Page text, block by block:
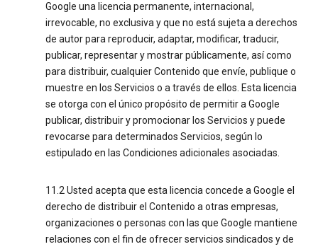
Google una licencia permanente, internacional,
irrevocable, no exclusiva y que no está sujeta a derechos
de autor para reproducir, adaptar, modificar, traducir,
publicar, representar y mostrar públicamente, así como
para distribuir, cualquier Contenido que envíe, publique o
muestre en los Servicios o a través de ellos. Esta licencia
se otorga con el único propósito de permitir a Google
publicar, distribuir y promocionar los Servicios y puede
revocarse para determinados Servicios, según lo
estipulado en las Condiciones adicionales asociadas.
11.2 Usted acepta que esta licencia concede a Google el
derecho de distribuir el Contenido a otras empresas,
organizaciones o personas con las que Google mantiene
relaciones con el fin de ofrecer servicios sindicados y de